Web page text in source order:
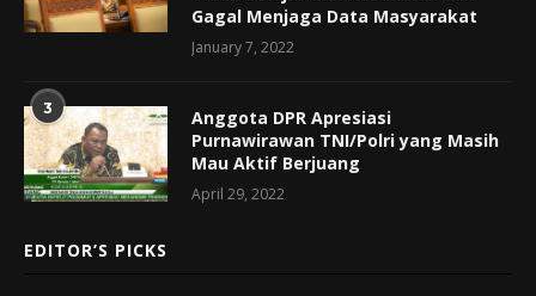
Gagal Menjaga Data Masyarakat
January 7, 2022
3
Anggota DPR Apresiasi
Purnawirawan TNI/Polri yang Masih
Mau Aktif Berjuang
April 29, 2022
EDITOR’S PICKS